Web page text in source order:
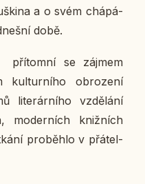
a o svém chá­pá­
době.
pří­tomní se zájmem
kul­tur­ní­ho ob­ro­ze­ní
li­te­rár­ní­ho vzdě­lá­ní
mo­der­ních kniž­ních
pro­běh­lo v přá­tel­